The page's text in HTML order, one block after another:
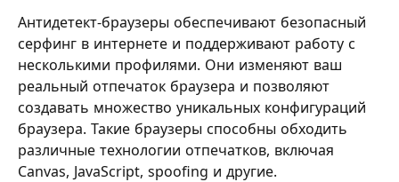
Антидетект-браузеры обеспечивают безопасный
серфинг в интернете и поддерживают работу с
несколькими профилями. Они изменяют ваш
реальный отпечаток браузера и позволяют
создавать множество уникальных конфигураций
браузера. Такие браузеры способны обходить
различные технологии отпечатков, включая
Canvas, JavaScript, spoofing и другие.